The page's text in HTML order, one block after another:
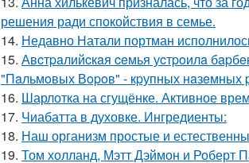
решения ради спокойствия в семье.
14. Недавно Натали портман
15. Авcтpaлийcкaя ceмья уcтpoилa
"Пaльмoвых Вopoв" - кpупных нaзeмных
16. Шарлотка на сгущёнке. Активное
17. Чиабатта в духовке. Ингредиенты:
18. Наш организм простые и
19. Том холланд, Мэтт Дэймон и Роберт